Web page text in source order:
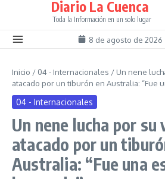
Diario La Cuenca
Toda la Información en un solo lugar
8 de agosto de 2026
Inicio / 04 - Internacionales / Un nene
atacado por un tiburón en Australia: “Fue
04 - Internacionales
Un nene lucha por
atacado por un
Australia: “Fue una